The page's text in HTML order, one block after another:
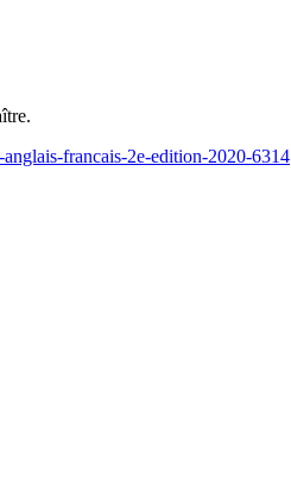
francais-2e-edition-2020-6314